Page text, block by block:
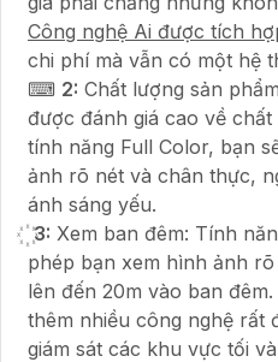
Công nghệ Ai được tích
chi phí mà vẫn có một hệ
⌨ 2: Chất lượng sản
được đánh giá cao về
tính năng Full Color, bạn
ảnh rõ nét và chân thực,
ánh sáng yếu.
꙰3: Xem ban đêm: Tính
phép bạn xem hình ảnh
lên đến 20m vào ban
thêm nhiều công nghệ rất
giám sát các khu vực tối